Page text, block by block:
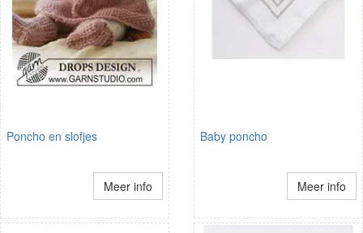
Poncho en slofjes
Meer info
Baby poncho
Meer info